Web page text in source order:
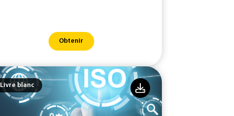
Obtenir
Livre blanc